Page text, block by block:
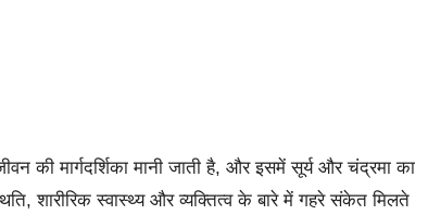
की मार्गदर्शिका मानी जाती है, और इसमें सूर्य और चंद्रमा का
शारीरिक स्वास्थ्य और व्यक्तित्व के बारे में गहरे संकेत मिलते